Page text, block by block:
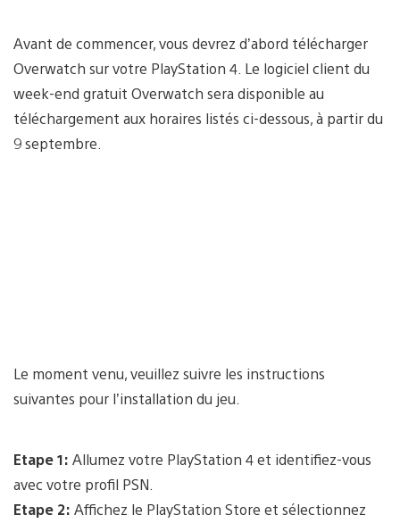
Avant de commencer, vous devrez d’abord télécharger
Overwatch sur votre PlayStation 4. Le logiciel client du
week-end gratuit Overwatch sera disponible au
téléchargement aux horaires listés ci-dessous, à partir du
9 septembre.
Le moment venu, veuillez suivre les instructions
suivantes pour l’installation du jeu.
Etape 1: Allumez votre PlayStation 4 et identifiez-vous
avec votre profil PSN.
Etape 2: Affichez le PlayStation Store et sélectionnez